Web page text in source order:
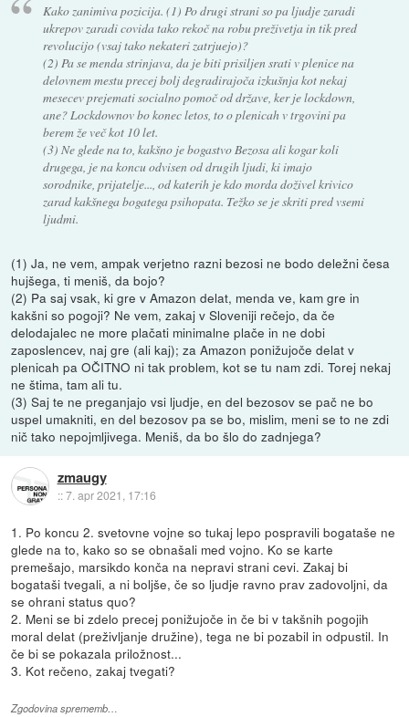
Kako zanimiva pozicija. (1) Po drugi strani so pa ljudje zaradi
ukrepov zaradi covida tako rekoč na robu preživetja in tik pred
revolucijo (vsaj tako nekateri zatrjuejo)?
(2) Pa se menda strinjava, da je biti prisiljen srati v plenice na
delovnem mestu precej bolj degradirajoča izkušnja kot nekaj
mesecev prejemati socialno pomoč od države, ker je lockdown,
ane? Lockdownov bo konec letos, to o plenicah v trgovini pa
berem že več kot 10 let.
(3) Ne glede na to, kakšno je bogastvo Bezosa ali kogar koli
drugega, je na koncu odvisen od drugih ljudi, ki imajo
sorodnike, prijatelje..., od katerih je kdo morda doživel krivico
zarad kakšnega bogatega psihopata. Težko se je skriti pred vsemi
ljudmi.
(1) Ja, ne vem, ampak verjetno razni bezosi ne bodo deležni česa
hujšega, ti meniš, da bojo?
(2) Pa saj vsak, ki gre v Amazon delat, menda ve, kam gre in
kakšni so pogoji? Ne vem, zakaj v Sloveniji rečejo, da če
delodajalec ne more plačati minimalne plače in ne dobi
zaposlencev, naj gre (ali kaj); za Amazon ponižujoče delat v
plenicah pa OČITNO ni tak problem, kot se tu nam zdi. Torej nekaj
ne štima, tam ali tu.
(3) Saj te ne preganjajo vsi ljudje, en del bezosov se pač ne bo
uspel umakniti, en del bezosov pa se bo, mislim, meni se to ne zdi
nič tako nepojmljivega. Meniš, da bo šlo do zadnjega?
zmaugy
::7. apr 2021, 17:16
1. Po koncu 2. svetovne vojne so tukaj lepo pospravili bogataše ne
glede na to, kako so se obnašali med vojno. Ko se karte
premešajo, marsikdo konča na nepravi strani cevi. Zakaj bi
bogataši tvegali, a ni boljše, če so ljudje ravno prav zadovoljni, da
se ohrani status quo?
2. Meni se bi zdelo precej ponižujoče in če bi v takšnih pogojih
moral delat (preživljanje družine), tega ne bi pozabil in odpustil. In
če bi se pokazala priložnost...
3. Kot rečeno, zakaj tvegati?
Zgodovina sprememb…